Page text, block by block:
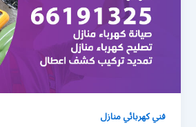
فني كهربائي منازل